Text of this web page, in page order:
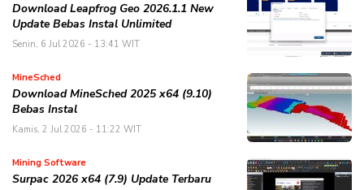
Download Leapfrog Geo 2026.1.1 New
Update Bebas Instal Unlimited
Senin, 6 Jul 2026 - 13:41 WIT
MineSched
Download MineSched 2025 x64 (9.10)
Bebas Instal
Kamis, 2 Jul 2026 - 11:22 WIT
Mining Software
Surpac 2026 x64 (7.9) Update Terbaru